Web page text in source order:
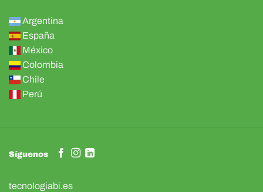
Argentina
España
México
Colombia
Chile
Perú
Síguenos
tecnologiabi.es